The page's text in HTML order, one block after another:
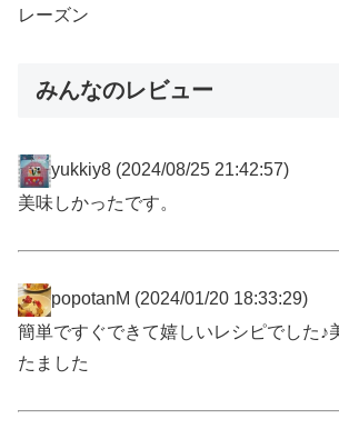
レーズン
みんなのレビュー
yukkiy8 (2024/08/25 21:42:57)
美味しかったです。
popotanM (2024/01/20 18:33:29)
簡単ですぐできて嬉しいレシピでした♪
たました